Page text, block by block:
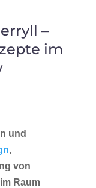
–
im
und
,
von
Raum